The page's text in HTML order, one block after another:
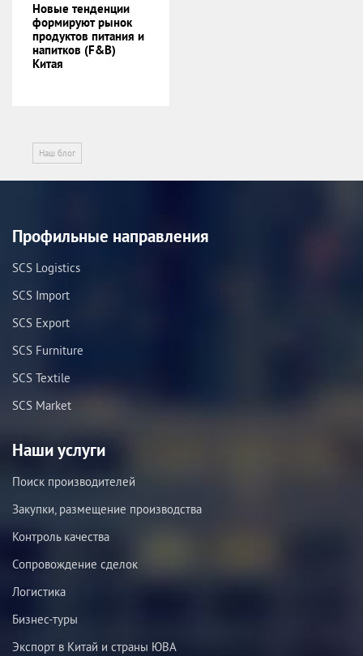
Наш блог
Новые тенденции
формируют рынок
продуктов питания и
напитков (F&B)
Китая
Профильные направления
SCS Logistics
SCS Import
SCS Export
SCS Furniture
SCS Textile
SCS Market
Наши услуги
Поиск производителей
Закупки, размещение производства
Контроль качества
Сопровождение сделок
Логистика
Бизнес-туры
Экспорт в Китай и страны ЮВА